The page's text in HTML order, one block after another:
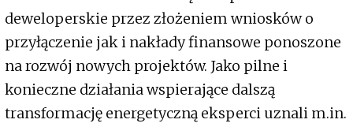
deweloperskie przez złożeniem wniosków o
przyłączenie jak i nakłady finansowe ponoszone
na rozwój nowych projektów. Jako pilne i
konieczne działania wspierające dalszą
transformację energetyczną eksperci uznali m.in.